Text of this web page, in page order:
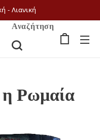
- Λιανική
Αναζήτηση
η Ρωμαία